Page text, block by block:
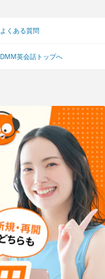
よくある質問
DMM英会話トップへ